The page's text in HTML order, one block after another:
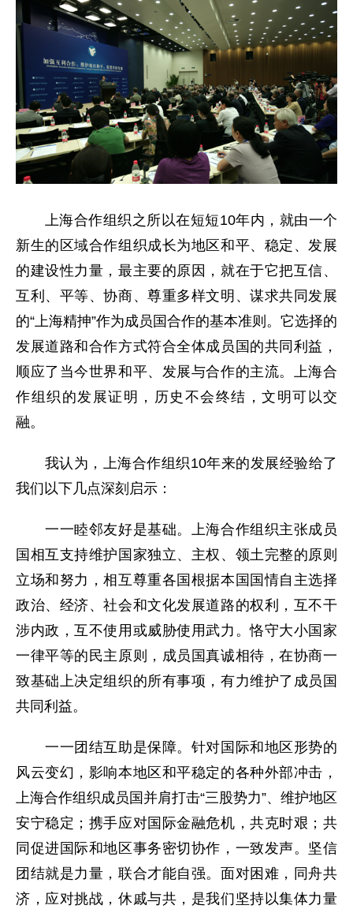
上海合作组织之所以在短短10年内，就由一个
新生的区域合作组织成长为地区和平、稳定、发展
的建设性力量，最主要的原因，就在于它把互信、
互利、平等、协商、尊重多样文明、谋求共同发展
的“上海精抻”作为成员国合作的基本准则。它选择的
发展道路和合作方式符合全体成员国的共同利益，
顺应了当今世界和平、发展与合作的主流。上海合
作组织的发展证明，历史不会终结，文明可以交
融。
我认为，上海合作组织10年来的发展经验给了
我们以下几点深刻启示：
一一睦邻友好是基础。上海合作组织主张成员
国相互支持维护国家独立、主权、领土完整的原则
立场和努力，相互尊重各国根据本国国情自主选择
政治、经济、社会和文化发展道路的权利，互不干
涉内政，互不使用或威胁使用武力。恪守大小国家
一律平等的民主原则，成员国真诚相待，在协商一
致基础上决定组织的所有事项，有力维护了成员国
共同利益。
一一团结互助是保障。针对国际和地区形势的
风云变幻，影响本地区和平稳定的各种外部冲击，
上海合作组织成员国并肩打击“三股势力”、维护地区
安宁稳定；携手应对国际金融危机，共克时艰；共
同促进国际和地区事务密切协作，一致发声。坚信
团结就是力量，联合才能自强。面对困难，同舟共
济，应对挑战，休戚与共，是我们坚持以集体力量